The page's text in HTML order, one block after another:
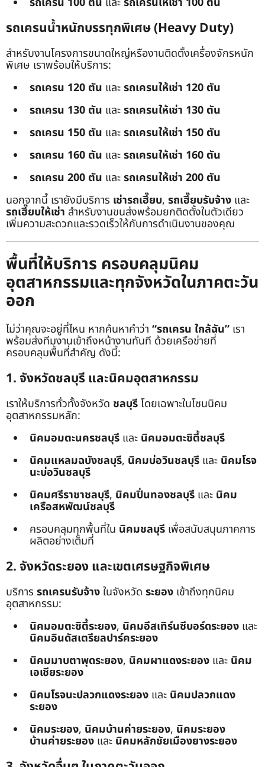
รถเครนน้ำหนักบรรทุกพิเศษ (Heavy Duty)
สำหรับงานโครงการขนาดใหญ่หรืองานติดตั้งเครื่องจักรหนัก
พิเศษ เราพร้อมให้บริการ:
รถเครน 120 ตัน และรถเครนให้เช่า 120 ตัน
รถเครน 130 ตัน และรถเครนให้เช่า 130 ตัน
รถเครน 150 ตัน และรถเครนให้เช่า 150 ตัน
รถเครน 160 ตัน และรถเครนให้เช่า 160 ตัน
รถเครน 200 ตัน และรถเครนให้เช่า 200 ตัน
นอกจากนี้ เรายังมีบริการ เช่ารถเฮี๊ยบ, รถเฮี๊ยบรับจ้าง และ
รถเฮี๊ยบให้เช่า สำหรับงานขนส่งพร้อมยกติดตั้งในตัวเดียว
เพิ่มความสะดวกและรวดเร็วให้กับการดำเนินงานของคุณ
พื้นที่ให้บริการ ครอบคลุมนิคม
อุตสาหกรรมและทุกจังหวัดในภาคตะวัน
ออก
ไม่ว่าคุณจะอยู่ที่ไหน หากค้นหาคำว่า “รถเครน ใกล้ฉัน” เรา
พร้อมส่งทีมงานเข้าถึงหน้างานทันที ด้วยเครือข่ายที่
ครอบคลุมพื้นที่สำคัญ ดังนี้:
1. จังหวัดชลบุรี และนิคมอุตสาหกรรม
เราให้บริการทั่วทั้งจังหวัด ชลบุรีโดยเฉพาะในโซนนิคม
อุตสาหกรรมหลัก:
นิคมอมตะนครชลบุรี และ นิคมอมตะซิตี้ชลบุรี
นิคมแหลมฉบังชลบุรี, นิคมบ่อวินชลบุรี และ นิคมโรจ
นะบ่อวินชลบุรี
นิคมศรีราชาชลบุรี, นิคมปิ่นทองชลบุรี และ นิคม
เครือสหพัฒน์ชลบุรี
ครอบคลุมทุกพื้นที่ใน นิคมชลบุรี เพื่อสนับสนุนภาคการ
ผลิตอย่างเต็มที่
2. จังหวัดระยอง และเขตเศรษฐกิจพิเศษ
บริการ รถเครนรับจ้างในจังหวัด ระยอง เข้าถึงทุกนิคม
อุตสาหกรรม:
นิคมอมตะซิตี้ระยอง, นิคมอีสเทิร์นซีบอร์ดระยอง และ
นิคมอินดัสเตรียลปาร์คระยอง
นิคมมาบตาพุดระยอง, นิคมผาแดงระยอง และ นิคม
เอเชียระยอง
นิคมโรจนะปลวกแดงระยอง และ นิคมปลวกแดง
ระยอง
นิคมระยอง, นิคมบ้านค่ายระยอง, นิคมระยอง
บ้านค่ายระยอง และ นิคมหลักชัยเมืองยางระยอง